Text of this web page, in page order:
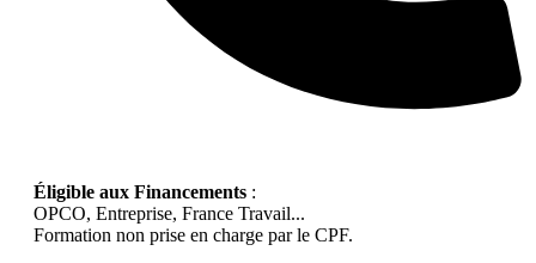
Éligible aux Financements :
OPCO, Entreprise, France Travail...
Formation non prise en charge par le CPF.